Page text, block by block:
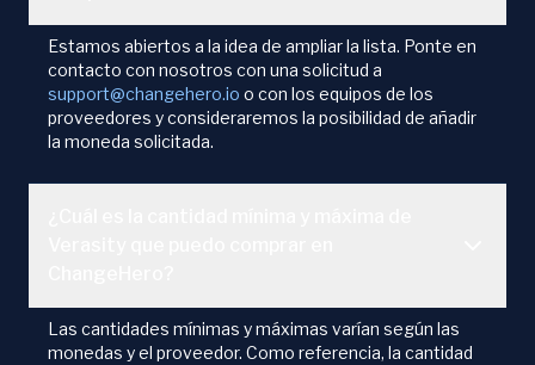
Estamos abiertos a la idea de ampliar la lista. Ponte en
contacto con nosotros con una solicitud a
support@changehero.io o con los equipos de los
proveedores y consideraremos la posibilidad de añadir
la moneda solicitada.
Las cantidades mínimas y máximas varían según las
monedas y el proveedor. Como referencia, la cantidad